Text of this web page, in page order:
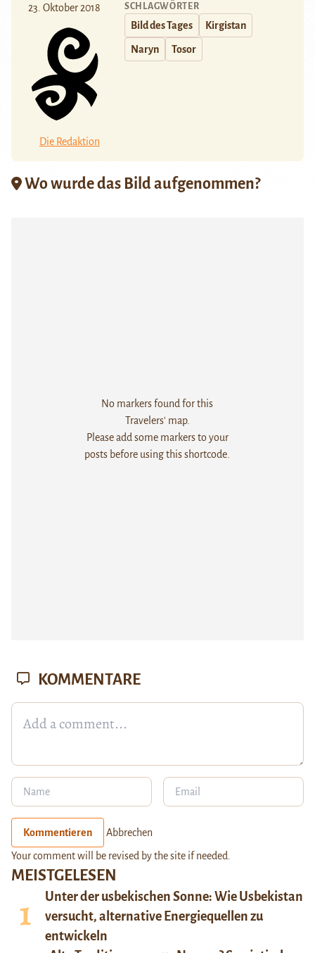
23. Oktober 2018
Die Redaktion
SCHLAGWÖRTER
Bild des Tages Kirgistan
Naryn Tosor
Wo wurde das Bild aufgenommen?
No markers found for this
Travelers' map.
Please add some markers to your
posts before using this shortcode.
MEISTGELESEN
Unter der usbekischen Sonne: Wie Usbekistan
versucht, alternative Energiequellen zu
entwickeln
KOMMENTARE
Kommentieren Abbrechen
Your comment will be revised by the site if needed.